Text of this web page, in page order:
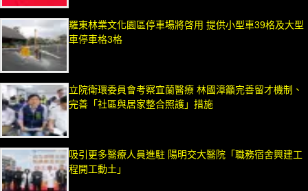
羅東林業文化園區停車場將啓用 提供小型車39格及大型
車停車格3格
立院衛環委員會考察宜蘭醫療 林國漳籲完善留才機制、
完善「社區與居家整合照護」措施
吸引更多醫療人員進駐 陽明交大醫院「職務宿舍興建工
程開工動土」